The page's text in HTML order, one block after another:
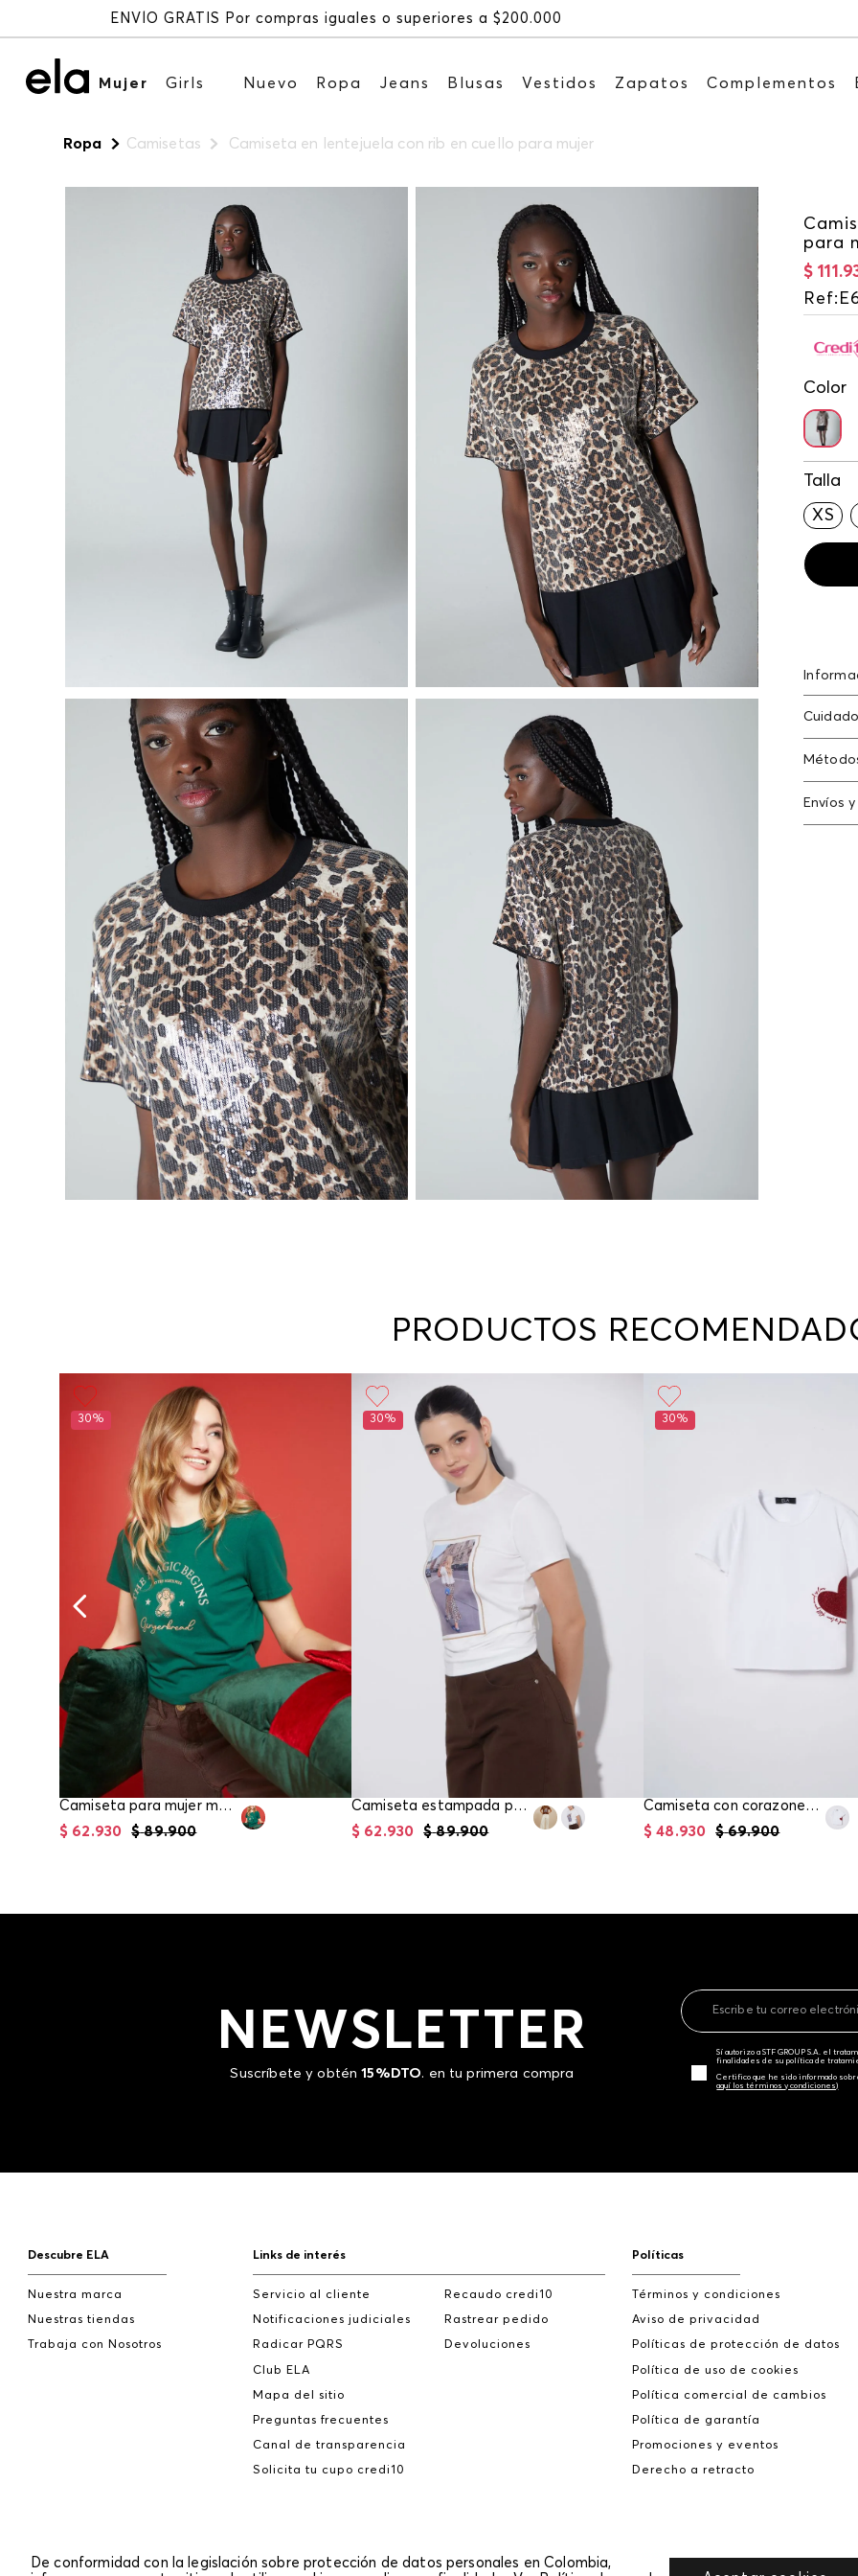
Mujer Girls Nuevo Ropa Jeans Blusas Vestidos Zapatos Complementos
Ropa Camisetas Camiseta en lentejuela con rib en cuello para mujer
para
$ 111 .
Ref:
Color
Talla
XS
Otros:
Envíos
En
te
PRODUCTOS
30%
Camiseta para mujer manga corta
$ 89.900
$ 62.930
30%
Camiseta estampada para mujer
$ 89.900
$ 62.930
30%
Camiseta con corazones para girl
$ 69.900
$ 48.930
NEWSLETTER
Suscríbete y obtén15%DTO. en tu primera compra
Sí autorizo a STF GROUP S.A. el
finalidades de su política de
Certifico que he sido informado
aquí los términos y condiciones)
Descubre ELA
Nuestra marca
Nuestras tiendas
Trabaja con Nosotros
Links de interés
Servicio al cliente
Notificaciones judiciales
Radicar PQRS
Club ELA
Mapa del sitio
Preguntas frecuentes
Canal de transparencia
Solicita tu cupo credi10
Recaudo credi10
Rastrear pedido
Devoluciones
Políticas
Términos y condiciones
Aviso de privacidad
Políticas de protección de datos
Política de uso de cookies
Política comercial de cambios
Política de garantía
Promociones y eventos
Derecho a retracto
De conformidad con la legislación sobre protección de datos personales en Colombia,